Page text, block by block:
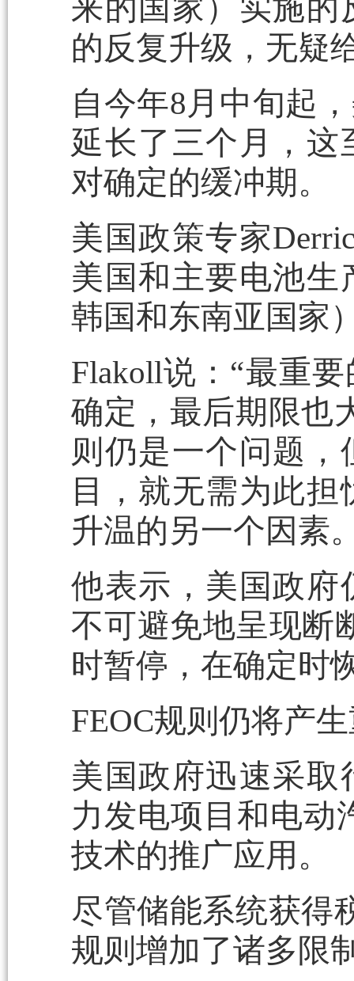
来的国家）实施的
的反复升级，无疑
自今年8月中旬起
延长了三个月，
对确定的缓冲期。
美国政策专家
美国和主要电池
韩国和东南亚国家
Flakoll说：“最重
确定，最后期限也
则仍是一个问题
目，就无需为此
升温的另一个因素
他表示，美国政府
不可避免地呈现断
时暂停，在确定时
FEOC规则仍将产
美国政府迅速采
力发电项目和电动
技术的推广应用。
尽管储能系统获得
规则增加了诸多限